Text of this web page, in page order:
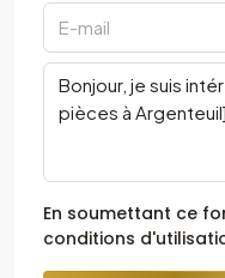
En soumettant ce
conditions